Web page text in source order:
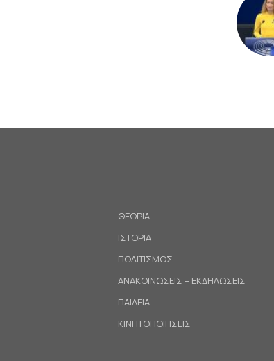
ΘΕΩΡΙΑ
ΙΣΤΟΡΙΑ
ΠΟΛΙΤΙΣΜΟΣ
ΑΝΑΚΟΙΝΩΣΕΙΣ – ΕΚΔΗΛΩΣΕΙΣ
ΠΑΙΔΕΙΑ
ΚΙΝΗΤΟΠΟΙΗΣΕΙΣ